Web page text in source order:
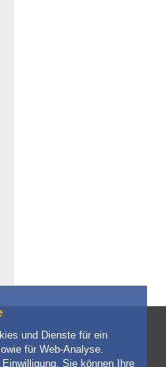
und Dienste für ein
für Web-Analyse.
Sie können Ihre